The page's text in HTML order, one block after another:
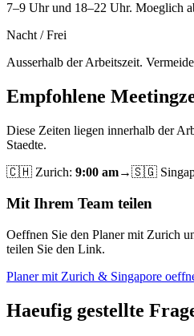
7–9 Uhr und 18–22 Uhr. Moeglich
Nacht / Frei
Ausserhalb der Arbeitszeit.
Empfohlene
Diese Zeiten liegen innerhalb der
Staedte.
🇨🇭 Zurich: 9:00 am→🇸🇬
Mit Ihrem Team teilen
Oeffnen Sie den Planer mit Zurich
teilen Sie den Link.
Planer mit Zurich & Singapore
Haeufig gestellte